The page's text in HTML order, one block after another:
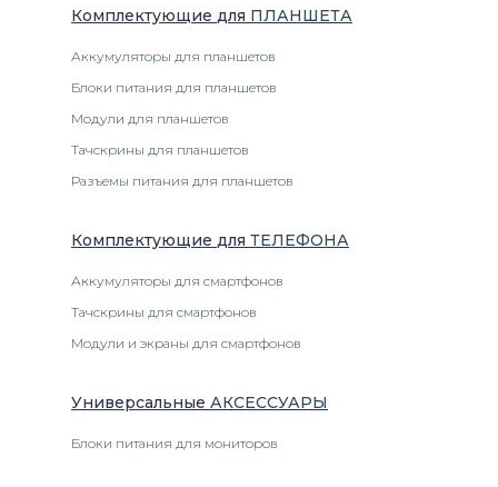
Комплектующие для ПЛАНШЕТА
Аккумуляторы для планшетов
Блоки питания для планшетов
Модули для планшетов
Тачскрины для планшетов
Разъемы питания для планшетов
Комплектующие для ТЕЛЕФОНА
Аккумуляторы для смартфонов
Тачскрины для смартфонов
Модули и экраны для смартфонов
Универсальные АКСЕССУАРЫ
Блоки питания для мониторов